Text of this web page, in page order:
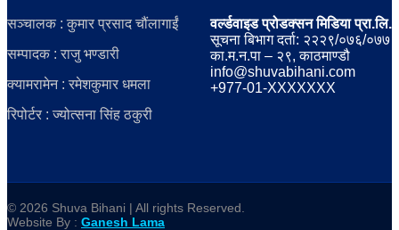
सञ्चालक : कुमार प्रसाद चौंलागाईं
सम्पादक : राजु भण्डारी
क्यामरामेन : रमेशकुमार धमला
रिपोर्टर : ज्योत्सना सिंह ठकुरी
वर्ल्डवाइड प्रोडक्सन मिडिया प्रा.लि.
सूचना बिभाग दर्ता: २२२९/०७६/०७७
का.म.न.पा – २९, काठमाण्डौ
info@shuvabihani.com
+977-01-XXXXXXX
© 2026 Shuva Bihani | All rights Reserved.
Website By : Ganesh Lama